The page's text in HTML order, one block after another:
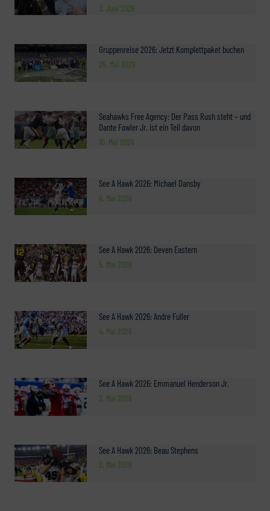
3. Juni 2026
Gruppenreise 2026: Jetzt Komplettpaket buchen
25. Mai 2026
Seahawks Free Agency: Der Pass Rush steht – und
Dante Fowler Jr. ist ein Teil davon
10. Mai 2026
See A Hawk 2026: Michael Dansby
6. Mai 2026
See A Hawk 2026: Deven Eastern
5. Mai 2026
See A Hawk 2026: Andre Fuller
4. Mai 2026
See A Hawk 2026: Emmanuel Henderson Jr.
3. Mai 2026
See A Hawk 2026: Beau Stephens
2. Mai 2026